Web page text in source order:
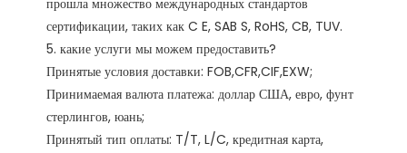
прошла множество международных стандартов
сертификации, таких как C E, SAB S, RoHS, CB, TUV.
5. какие услуги мы можем предоставить?
Принятые условия доставки: FOB,CFR,CIF,EXW;
Принимаемая валюта платежа: доллар США, евро, фунт
стерлингов, юань;
Принятый тип оплаты: T/T, L/C, кредитная карта,